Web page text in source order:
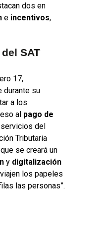
dos en
e incentivos,
SAT
17,
durante su
a los
al pago de
del
Tributaria
se creará un
ydigitalización
los papeles
las personas”.